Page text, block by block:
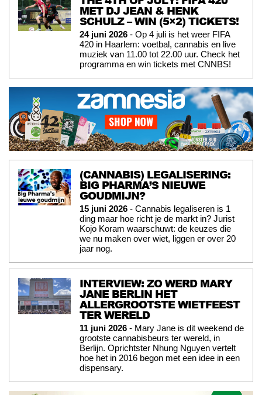
MET DJ JEAN & HENK
SCHULZ – WIN (5×2) TICKETS!
24 juni 2026 - Op 4 juli is het weer FIFA
420 in Haarlem: voetbal, cannabis en live
muziek van 11.00 tot 22.00 uur. Check het
programma en win tickets met CNNBS!
(CANNABIS) LEGALISERING:
BIG PHARMA’S NIEUWE
GOUDMIJN?
15 juni 2026 - Cannabis legaliseren is 1
ding maar hoe richt je de markt in? Jurist
Kojo Koram waarschuwt: de keuzes die
we nu maken over wiet, liggen er over 20
jaar nog.
INTERVIEW: ZO WERD MARY
JANE BERLIN HET
ALLERGROOTSTE WIETFEEST
TER WERELD
11 juni 2026 - Mary Jane is dit weekend de
grootste cannabisbeurs ter wereld, in
Berlijn. Oprichtster Nhung Nguyen vertelt
hoe het in 2016 begon met een idee in een
dispensary.